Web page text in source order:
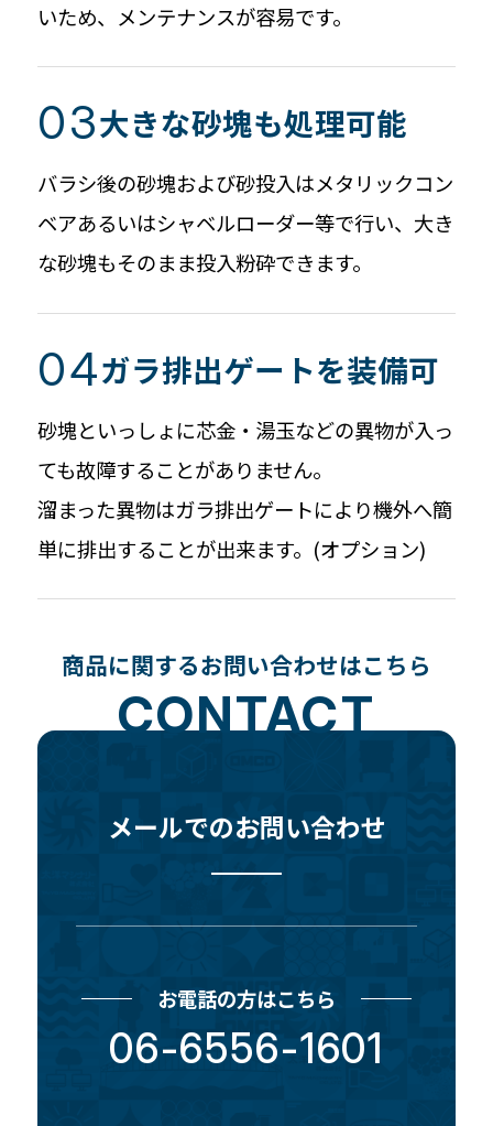
いため、メンテナンスが容易です。
大きな砂塊も処理可能
バラシ後の砂塊および砂投入はメタリックコン
ベアあるいはシャベルローダー等で行い、大き
な砂塊もそのまま投入粉砕できます。
ガラ排出ゲートを装備可
砂塊といっしょに芯金・湯玉などの異物が入っ
ても故障することがありません。
溜まった異物はガラ排出ゲートにより機外へ簡
単に排出することが出来ます。(オプション)
商品に関するお問い合わせはこちら
CONTACT
メールでのお問い合わせ
お電話の方はこちら
06-6556-1601